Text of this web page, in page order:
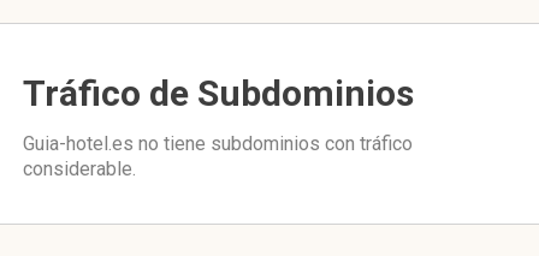
Tráfico de Subdominios
Guia-hotel.es no tiene subdominios con tráfico
considerable.